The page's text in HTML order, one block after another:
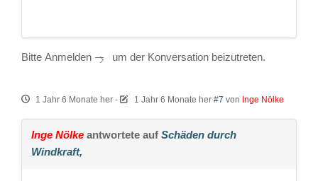
Bitte Anmelden um der Konversation beizutreten.
1 Jahr 6 Monate her - 1 Jahr 6 Monate her #7 von Inge Nölke
Inge Nölke antwortete auf Schäden durch
Windkraft,